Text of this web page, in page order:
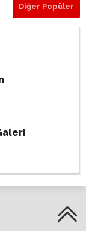
Diğer Popüler